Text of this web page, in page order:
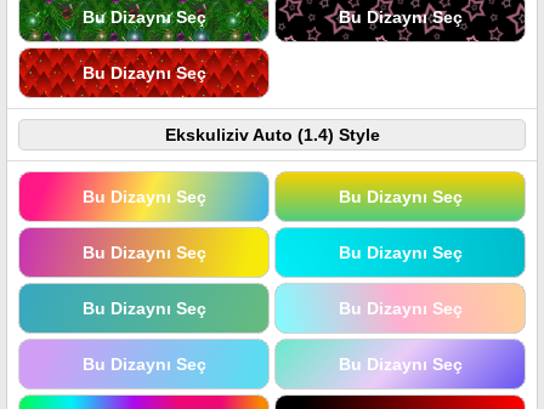
Bu Dizaynı Seç Bu Dizaynı Seç
Bu Dizaynı Seç
Ekskuliziv Auto (1.4) Style
Bu Dizaynı Seç Bu Dizaynı Seç
Bu Dizaynı Seç Bu Dizaynı Seç
Bu Dizaynı Seç Bu Dizaynı Seç
Bu Dizaynı Seç Bu Dizaynı Seç